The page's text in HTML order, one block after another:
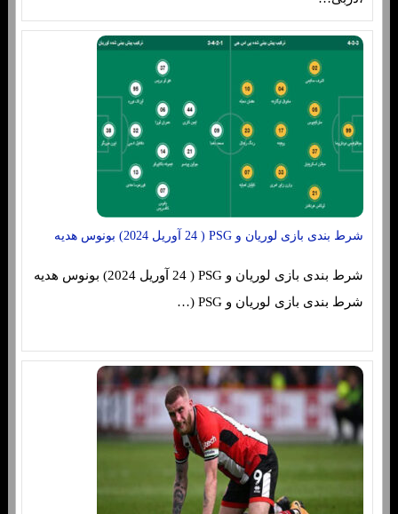
شرط بندی بازی لوریان و PSG ( 24 آوریل 2024) بونوس هدیه
شرط بندی بازی لوریان و PSG ( 24 آوریل 2024) بونوس هدیه
شرط بندی بازی لوریان و PSG (…